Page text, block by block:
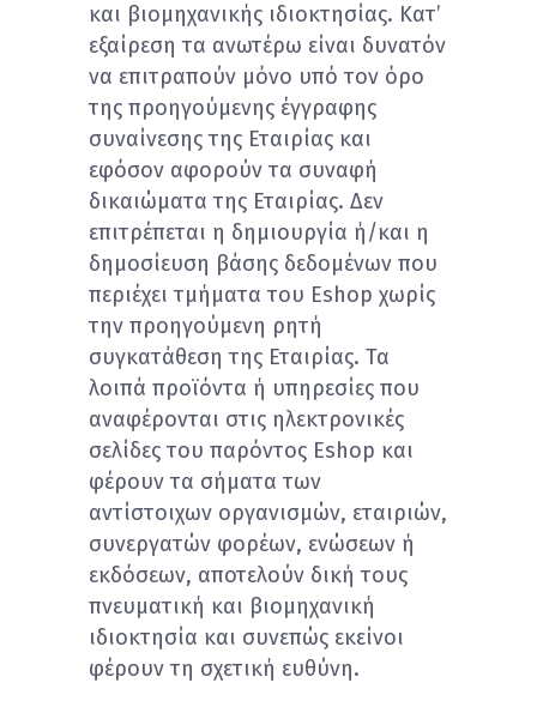
και βιομηχανικής ιδιοκτησίας. Κατ’
εξαίρεση τα ανωτέρω είναι δυνατόν
να επιτραπούν μόνο υπό τον όρο
της προηγούμενης έγγραφης
συναίνεσης της Εταιρίας και
εφόσον αφορούν τα συναφή
δικαιώματα της Εταιρίας. Δεν
επιτρέπεται η δημιουργία ή/και η
δημοσίευση βάσης δεδομένων που
περιέχει τμήματα του Eshop χωρίς
την προηγούμενη ρητή
συγκατάθεση της Εταιρίας. Τα
λοιπά προϊόντα ή υπηρεσίες που
αναφέρονται στις ηλεκτρονικές
σελίδες του παρόντος Eshop και
φέρουν τα σήματα των
αντίστοιχων οργανισμών, εταιριών,
συνεργατών φορέων, ενώσεων ή
εκδόσεων, αποτελούν δική τους
πνευματική και βιομηχανική
ιδιοκτησία και συνεπώς εκείνοι
φέρουν τη σχετική ευθύνη.